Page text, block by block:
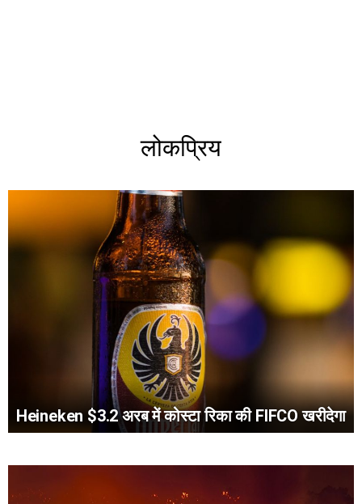
लोकप्रिय
Heineken $3.2 अरब में कोस्टा रिका की FIFCO खरीदेगा